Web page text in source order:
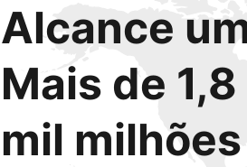
Alcance
Mais de 1,8
mil milhões